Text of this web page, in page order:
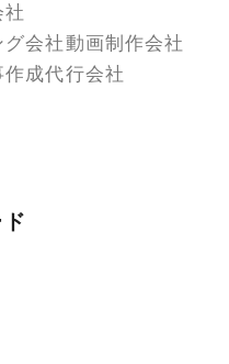
会社動画制作会社
作成代行会社